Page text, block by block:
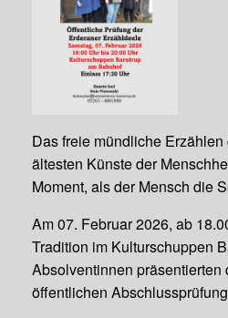
Das freie mündliche
ältesten Künste der
Moment, als der Mensch die
Am 07. Februar 2026, ab
Tradition im Kulturschuppen
Absolventinnen
öffentlichen